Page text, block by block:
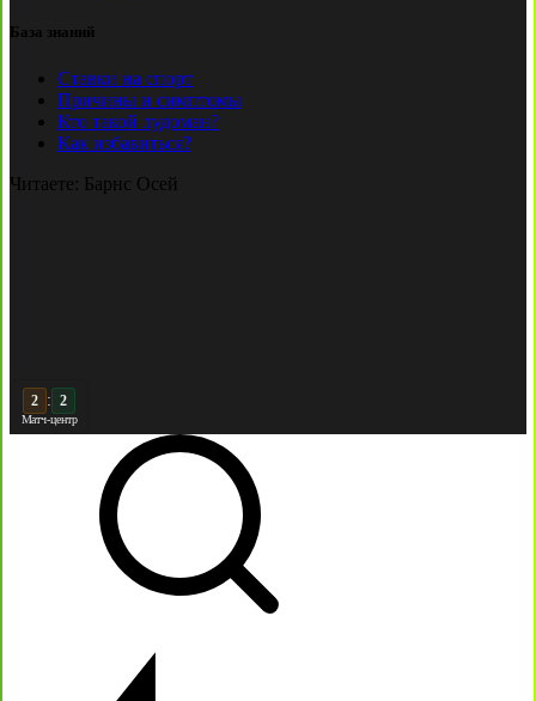
База знаний
Ставки на спорт
Причины и симптомы
Кто такой лудоман?
Как избавиться?
Читаете: Барнс Осей
: 2
Матч-центр